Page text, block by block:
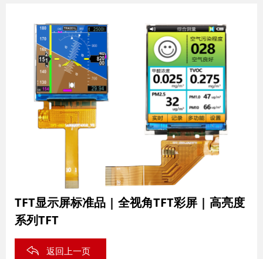
TFT显示屏标准品 | 全视角TFT彩屏 | 高亮度
系列TFT
返回上一页